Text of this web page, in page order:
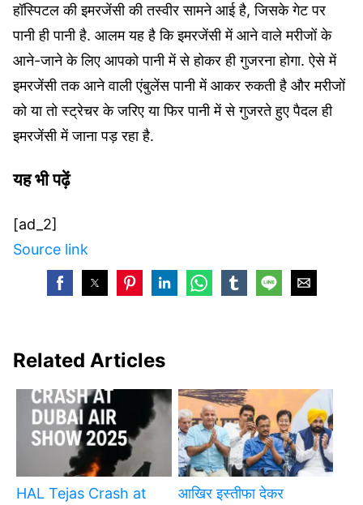
हॉस्पिटल की इमरजेंसी की तस्‍वीर सामने आई है, जिसके गेट पर
पानी ही पानी है. आलम यह है कि इमरजेंसी में आने वाले मरीजों के
आने-जाने के लिए आपको पानी में से होकर ही गुजरना होगा. ऐसे में
इमरजेंसी तक आने वाली एंबुलेंस पानी में आकर रुकती है और मरीजों
को या तो स्‍ट्रेचर के जरिए या फिर पानी में से गुजरते हुए पैदल ही
इमरजेंसी में जाना पड़ रहा है.
यह भी पढ़ें
[ad_2]
Source link
Related Articles
HAL Tejas Crash at
आखिर इस्तीफा देकर